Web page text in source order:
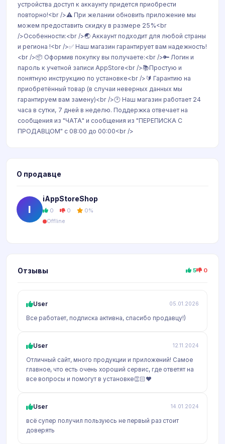
устройства доступ к аккаунту придется приобрести
повторно!<br />⚠️ При желании обновить приложение мы
можем предоставить скидку в размере 25%<br
/>Особенности:<br />🌏 Аккаунт подходит для любой страны
и региона !<br />✅ Наш магазин гарантирует вам надежность!
<br />📦 Оформив покупку вы получаете:<br />🔑 Логин и
пароль к учетной записи AppStore<br />📚Простую и
понятную инструкцию по установке<br />🔰 Гарантию на
приобретённый товар (в случаи неверных данных мы
гарантируем вам замену)<br />🕑 Наш магазин работает 24
часа в сутки, 7 дней в неделю. Поддержка отвечает на
сообщения из "ЧАТА" и сообщения из "ПЕРЕПИСКА С
ПРОДАВЦОМ" с 08:00 до 00:00<br />
О продавце
I
iAppStoreShop
0 0 0%
Offline
Отзывы 5 0
User 05.01.2026
Все работает, подписка активна, спасибо продавцу!)
User 12.11.2024
Отличный сайт, много продукции и приложений! Самое
главное, что есть очень хороший сервис, где ответят на
все вопросы и помогут в установке👏🏻❤️
User 14.01.2024
всё супер получил пользуюсь не первый раз стоит
доверять